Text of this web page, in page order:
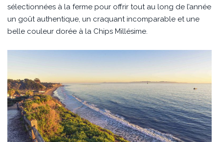
sélectionnées à la ferme pour offrir tout au long de l’année
un goût authentique, un craquant incomparable et une
belle couleur dorée à la Chips Millésime.